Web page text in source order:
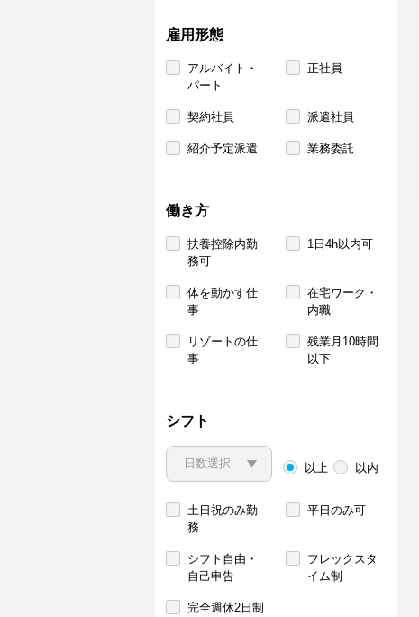
雇用形態
アルバイト・
パート
正社員
契約社員 派遣社員
紹介予定派遣 業務委託
働き方
扶養控除内勤
務可
1日4h以内可
体を動かす仕
事
在宅ワーク・
内職
リゾートの仕
事
残業月10時間
以下
シフト
以上 以内
土日祝のみ勤
務
平日のみ可
シフト自由・
自己申告
フレックスタ
イム制
完全週休2日制